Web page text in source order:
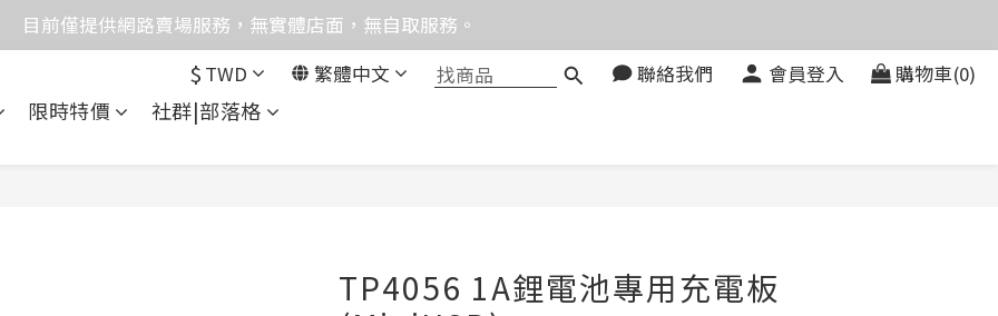
均含稅，下單享優惠！歡迎大量採購，由專人提供專案報價。
目前僅提供網路賣場服務，無實體店面，無自取服務。
異常，暫時無法正常接聽來電，請改播0989250580或是0962083580
均含稅，下單享優惠！歡迎大量採購，由專人提供專案報價。
$ TWD 繁體中文 聯絡我們 會員登入 購物車(0)
限時特價 社群|部落格
TP4056 1A鋰電池專用充電板